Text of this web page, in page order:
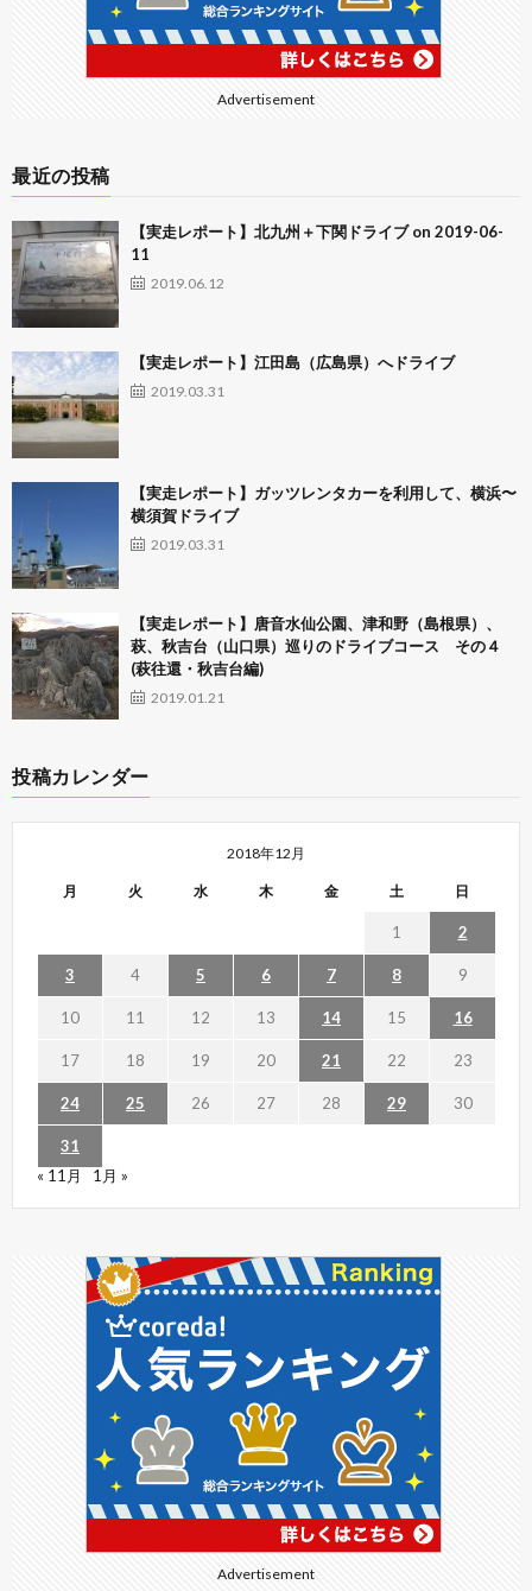
Advertisement
最近の投稿
【実走レポート】北九州＋下関ドライブ on 2019-06-
11
2019.06.12
【実走レポート】江田島（広島県）へドライブ
2019.03.31
【実走レポート】ガッツレンタカーを利用して、横浜〜
横須賀ドライブ
2019.03.31
【実走レポート】唐音水仙公園、津和野（島根県）、
萩、秋吉台（山口県）巡りのドライブコース その４
(萩往還・秋吉台編)
2019.01.21
投稿カレンダー
2018年12月
月 火 水 木 金 土 日
1 2
3 4 5 6 7 8 9
10 11 12 13 14 15 16
17 18 19 20 21 22 23
24 25 26 27 28 29 30
31
« 11月
1月 »
Advertisement